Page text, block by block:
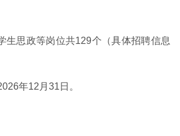
生思政等岗位共129个（具体招聘信息
年12月31日。